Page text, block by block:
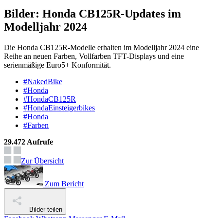
Bilder: Honda CB125R-Updates im
Modelljahr 2024
Die Honda CB125R-Modelle erhalten im Modelljahr 2024 eine
Reihe an neuen Farben, Vollfarben TFT-Displays und eine
serienmäßige Euro5+ Konformität.
#NakedBike
#Honda
#HondaCB125R
#HondaEinsteigerbikes
#Honda
#Farben
29.472 Aufrufe
Zur Übersicht
Zum Bericht
Bilder teilen